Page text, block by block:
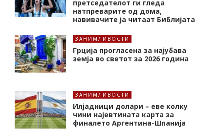
претседателот ги гледа
натпреварите од дома,
навивачите ја читаат Библијата
ЗАНИМЛИВОСТИ
Грција прогласена за најубава
земја во светот за 2026 година
ЗАНИМЛИВОСТИ
Илјадници долари – еве колку
чини најевтината карта за
финалето Аргентина-Шпанија